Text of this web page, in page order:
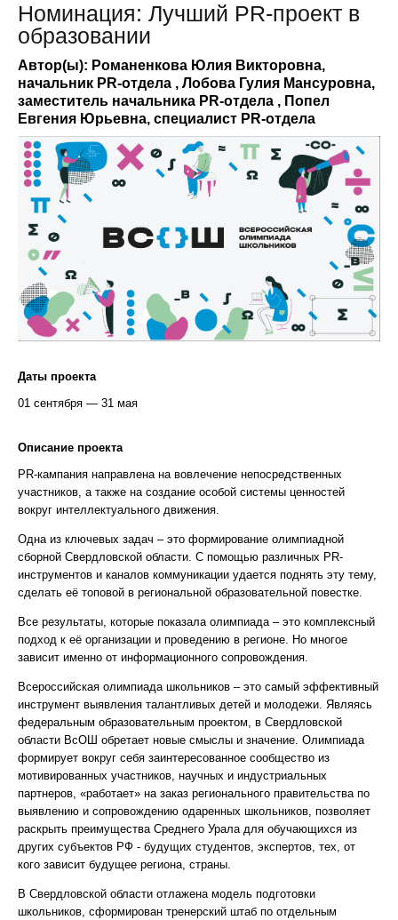
Номинация: Лучший PR-проект в
образовании
Автор(ы): Романенкова Юлия Викторовна,
начальник PR-отдела , Лобова Гулия Мансуровна,
заместитель начальника PR-отдела , Попел
Евгения Юрьевна, специалист PR-отдела
Даты проекта
01 сентября — 31 мая
Описание проекта
PR-кампания направлена на вовлечение непосредственных
участников, а также на создание особой системы ценностей
вокруг интеллектуального движения.
Одна из ключевых задач – это формирование олимпиадной
сборной Свердловской области. С помощью различных PR-
инструментов и каналов коммуникации удается поднять эту тему,
сделать её топовой в региональной образовательной повестке.
Все результаты, которые показала олимпиада – это комплексный
подход к её организации и проведению в регионе. Но многое
зависит именно от информационного сопровождения.
Всероссийская олимпиада школьников – это самый эффективный
инструмент выявления талантливых детей и молодежи. Являясь
федеральным образовательным проектом, в Свердловской
области ВсОШ обретает новые смыслы и значение. Олимпиада
формирует вокруг себя заинтересованное сообщество из
мотивированных участников, научных и индустриальных
партнеров, «работает» на заказ регионального правительства по
выявлению и сопровождению одаренных школьников, позволяет
раскрыть преимущества Среднего Урала для обучающихся из
других субъектов РФ - будущих студентов, экспертов, тех, от
кого зависит будущее региона, страны.
В Свердловской области отлажена модель подготовки
школьников, сформирован тренерский штаб по отдельным